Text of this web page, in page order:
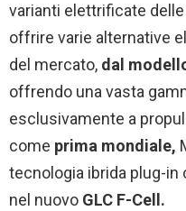
varianti elettrificate
offrire varie alternative
del mercato, dal
offrendo una vasta
esclusivamente a
come prima mondiale,
tecnologia ibrida plug-in
nel nuovo GLC F-Cell.